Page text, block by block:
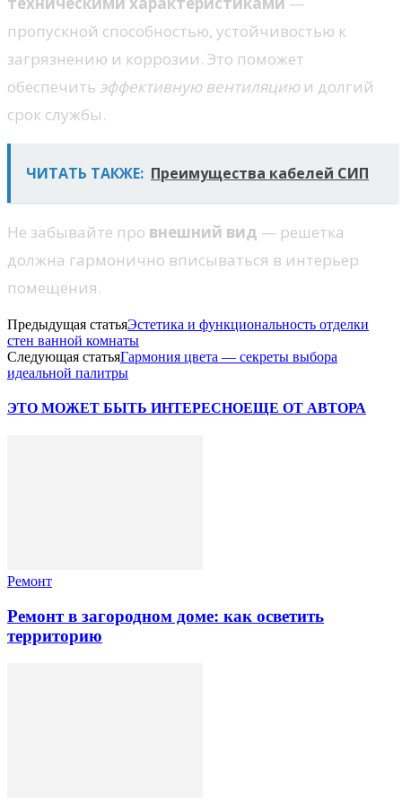
пропускной способностью, устойчивостью к
загрязнению и коррозии. Это поможет
обеспечить эффективную вентиляциюи долгий
срок службы.
ЧИТАТЬ ТАКЖЕ: Преимущества кабелей СИП
Не забывайте про внешний вид — решетка
должна гармонично вписываться в интерьер
помещения.
Предыдущая статьяЭстетика и функциональность отделки
стен ванной комнаты
Следующая статьяГармония цвета — секреты выбора
идеальной палитры
ЭТО МОЖЕТ БЫТЬ ИНТЕРЕСНОЕЩЕ ОТ АВТОРА
Ремонт
Ремонт в загородном доме: как осветить
территорию